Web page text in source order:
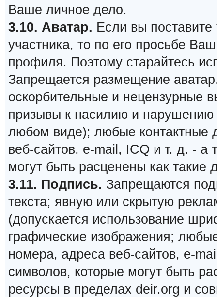
Ваше личное дело.
3.10. Аватар. Если вы поставите
участника, то по его просьбе
профиля. Поэтому старайтесь
Запрещается размещение
оскорбительные и нецензурные
призывы к насилию и нарушению
любом виде); любые контактные
веб-сайтов, e-mail, ICQ и т. д. - а
могут быть расценены как
3.11. Подпись. Запрещаются
текста; явную или скрытую
(допускается использование
графические изображения;
номера, адреса веб-сайтов, e-
символов, которые могут быть
ресурсы в пределах deir.org и